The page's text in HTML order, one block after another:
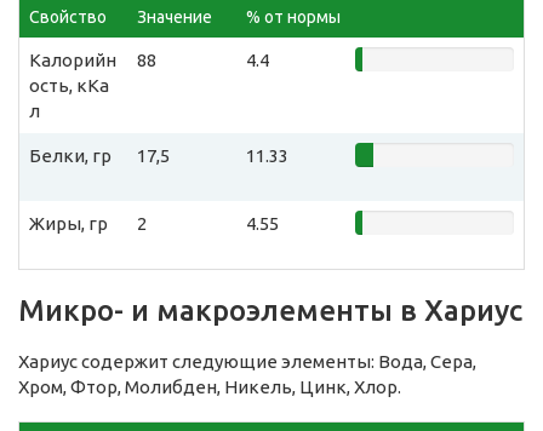
Свойство Значение % от нормы
Калорийн
ость, кКа
л
88 4.4
Белки, гр 17,5 11.33
Жиры, гр 2 4.55
Микро- и макроэлементы в Хариус
Хариус содержит следующие элементы: Вода, Сера,
Хром, Фтор, Молибден, Никель, Цинк, Хлор.